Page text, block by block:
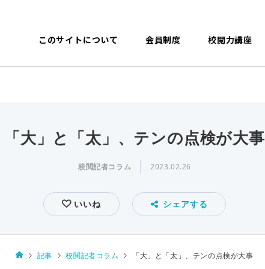
このサイトについて 会員制度 校閲力講座
「大」と「太」、テンの点検が大事
校閲記者コラム 2023.02.26
いいね シェアする
記事 校閲記者コラム 「大」と「太」、テンの点検が大事